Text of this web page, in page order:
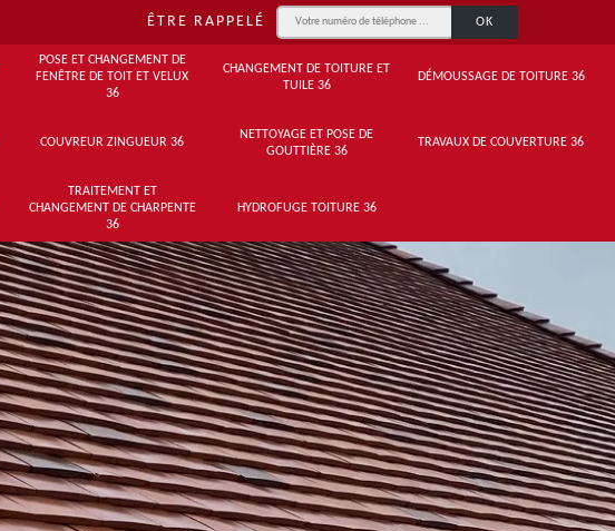
ÊTRE RAPPELÉ
POSE ET CHANGEMENT DE
FENÊTRE DE TOIT ET VELUX
36
CHANGEMENT DE TOITURE ET
TUILE 36
DÉMOUSSAGE DE TOITURE 36
COUVREUR ZINGUEUR 36
NETTOYAGE ET POSE DE
GOUTTIÈRE 36
TRAVAUX DE COUVERTURE 36
TRAITEMENT ET
CHANGEMENT DE CHARPENTE
36
HYDROFUGE TOITURE 36